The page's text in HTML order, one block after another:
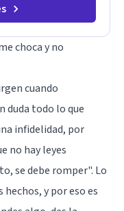
choca y no
cuando
duda todo lo que
infidelidad, por
no hay leyes
se debe romper". Lo
y por eso es